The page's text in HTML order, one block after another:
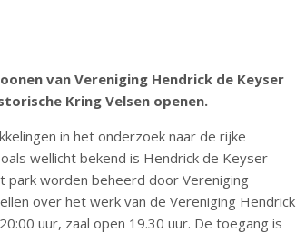
van Vereniging Hendrick de Keyser
Kring Velsen openen.
in het onderzoek naar de rijke
wellicht bekend is Hendrick de Keyser
park worden beheerd door Vereniging
over het werk van de Vereniging Hendrick
uur, zaal open 19.30 uur. De toegang is